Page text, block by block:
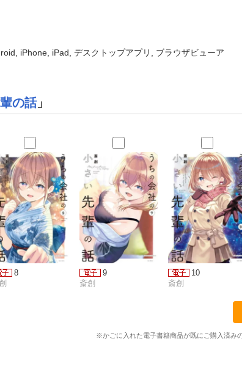
iPhone, iPad, デスクトップアプリ, ブラウザビューア
の話」
8
9
斎創
10
斎創
※かごに入れた電子書籍商品が既にご購入済み